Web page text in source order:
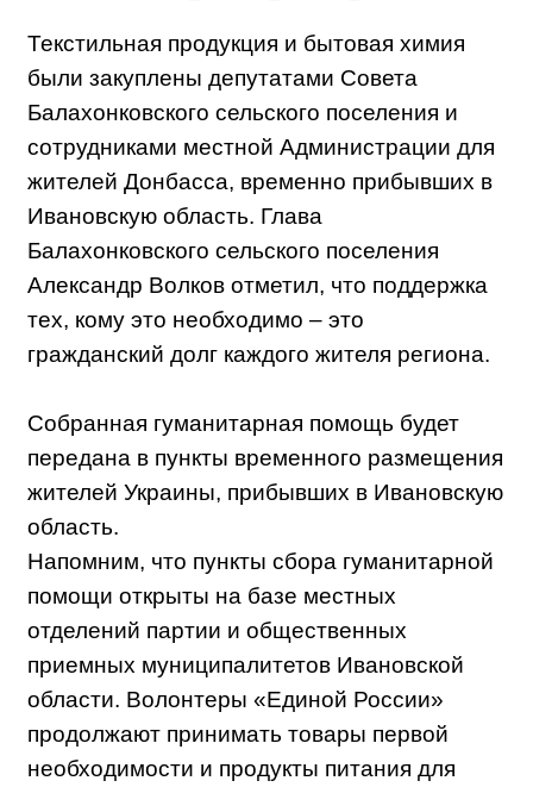
Текстильная продукция и бытовая химия
были закуплены депутатами Совета
Балахонковского сельского поселения и
сотрудниками местной Администрации для
жителей Донбасса, временно прибывших в
Ивановскую область. Глава
Балахонковского сельского поселения
Александр Волков отметил, что поддержка
тех, кому это необходимо – это
гражданский долг каждого жителя региона.
Собранная гуманитарная помощь будет
передана в пункты временного размещения
жителей Украины, прибывших в Ивановскую
область.
Напомним, что пункты сбора гуманитарной
помощи открыты на базе местных
отделений партии и общественных
приемных муниципалитетов Ивановской
области. Волонтеры «Единой России»
продолжают принимать товары первой
необходимости и продукты питания для